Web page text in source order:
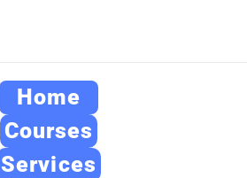
Home
Courses
Services